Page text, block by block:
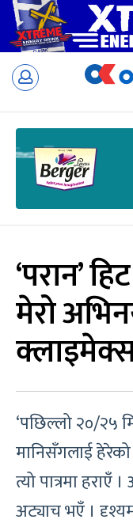
Skip
‘परान’
मेरो
‘पछिल्लो २०/२५
मानिसँगलाई
त्यो पात्रमा
अट्याच भएँ ।